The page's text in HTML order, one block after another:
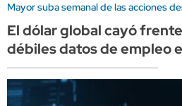
Mayor suba semanal de las acciones
El dólar global cayó
débiles datos de empleo